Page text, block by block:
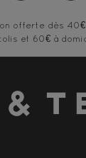
offerte